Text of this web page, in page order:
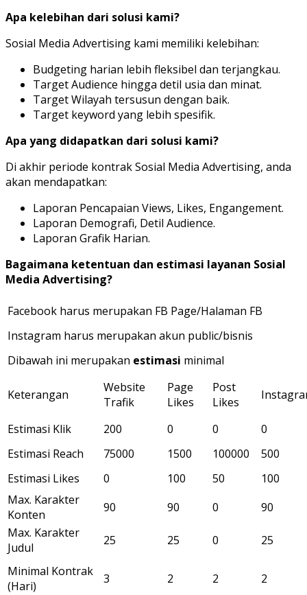
Apa kelebihan dari solusi kami?
Sosial Media Advertising kami memiliki kelebihan:
Budgeting harian lebih fleksibel dan terjangkau.
Target Audience hingga detil usia dan minat.
Target Wilayah tersusun dengan baik.
Target keyword yang lebih spesifik.
Apa yang didapatkan dari solusi kami?
Di akhir periode kontrak Sosial Media Advertising, anda
akan mendapatkan:
Laporan Pencapaian Views, Likes, Engangement.
Laporan Demografi, Detil Audience.
Laporan Grafik Harian.
Bagaimana ketentuan dan estimasi layanan Sosial
Media Advertising?
Facebook harus merupakan FB Page/Halaman FB
Instagram harus merupakan akun public/bisnis
Dibawah ini merupakan estimasi minimal
Keterangan
Website
Trafik
Page
Likes
Post
Likes
Estimasi Klik 200 0 0
0
Estimasi Reach
75000 1500 100000
500
Estimasi Likes
0 100 50
100
Max. Karakter
Konten
90 90 0
90
Max. Karakter
Judul
25 25 0 25
Minimal Kontrak
(Hari)
3 2 2 2